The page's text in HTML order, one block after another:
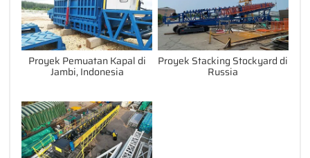
Proyek Pemuatan Kapal di
Jambi, Indonesia
Proyek Stacking Stockyard di
Russia